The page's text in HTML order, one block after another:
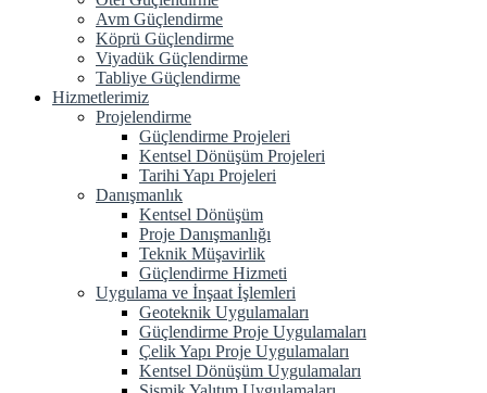
Avm Güçlendirme
Köprü Güçlendirme
Viyadük Güçlendirme
Tabliye Güçlendirme
Hizmetlerimiz
Projelendirme
Güçlendirme Projeleri
Kentsel Dönüşüm Projeleri
Tarihi Yapı Projeleri
Danışmanlık
Kentsel Dönüşüm
Proje Danışmanlığı
Teknik Müşavirlik
Güçlendirme Hizmeti
Uygulama ve İnşaat İşlemleri
Geoteknik Uygulamaları
Güçlendirme Proje Uygulamaları
Çelik Yapı Proje Uygulamaları
Kentsel Dönüşüm Uygulamaları